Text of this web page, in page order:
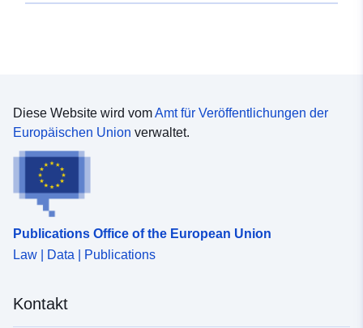
Diese Website wird vomAmt für Veröffentlichungen der
Europäischen Union verwaltet.
Publications Office of the European Union
Law | Data | Publications
Kontakt